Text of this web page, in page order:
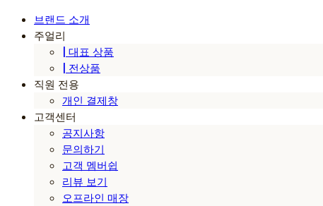
브랜드 소개
주얼리
| 대표 상품
| 전상품
직원 전용
개인 결제창
고객센터
공지사항
문의하기
고객 멤버쉽
리뷰 보기
오프라인 매장